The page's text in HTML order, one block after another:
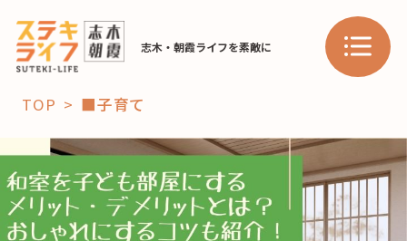
志木・朝霞ライフを素敵に
「コト」
子育て
暮らし
TOP ■子育て